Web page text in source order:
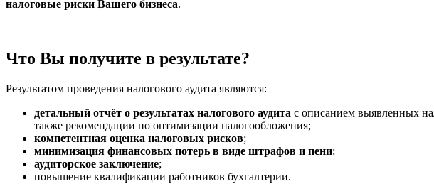
налоговые риски Вашего бизнеса.
Что Вы получите в результате?
Результатом проведения налогового аудита являются:
детальный отчёт о результатах налогового аудита с описанием выявленных
также рекомендации по оптимизации налогообложения;
компетентная оценка налоговых рисков;
минимизация финансовых потерь в виде штрафов и пени;
аудиторское заключение;
повышение квалификации работников бухгалтерии.